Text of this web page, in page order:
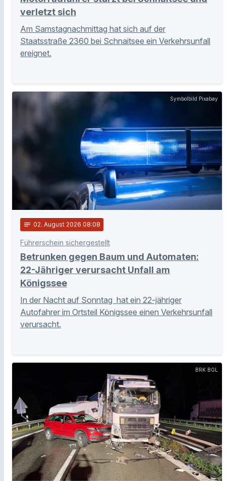
verletzt sich
Am Samstagnachmittag hat sich auf der
Staatsstraße 2360 bei Schnaitsee ein Verkehrsunfall
ereignet.
Symbolbild Pixabay
notes 02. August 2026 08:08
Führerschein sichergestellt
Betrunken gegen Baum und Automaten:
22-Jähriger verursacht Unfall am
Königssee
In der Nacht auf Sonntag hat ein 22-jähriger
Autofahrer im Ortsteil Königssee einen Verkehrsunfall
verursacht.
BRK BGL